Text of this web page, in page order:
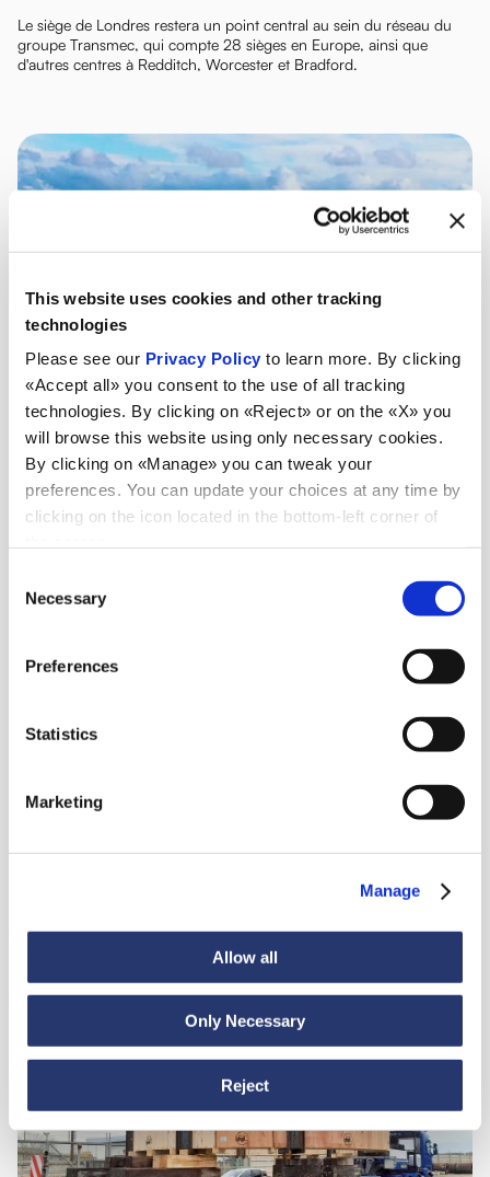
This website uses cookies and other tracking
technologies
Please see our Privacy Policy to learn more. By clicking
«Accept all» you consent to the use of all tracking
technologies. By clicking on «Reject» or on the «X» you
will browse this website using only necessary cookies.
By clicking on «Manage» you can tweak your
preferences. You can update your choices at any time by
clicking on the icon located in the bottom-left corner of
Selection
Necessary
Preferences
Statistics
Marketing
Manage
Allow all
Only Necessary
Reject
Le siège de Londres restera un point central au sein du réseau du
groupe Transmec, qui compte 28 sièges en Europe, ainsi que
d'autres centres à Redditch, Worcester et Bradford.
Nouveautés
98 tonnes d'acier de l'Italie vers l'Inde